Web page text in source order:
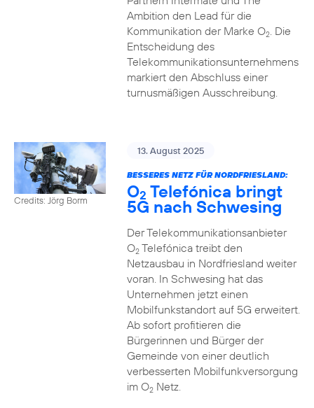
Ambition den Lead für die
Kommunikation der Marke O2. Die
Entscheidung des
Telekommunikationsunternehmens
markiert den Abschluss einer
turnusmäßigen Ausschreibung.
Credits: Jörg Borm
13. August 2025
BESSERES NETZ FÜR NORDFRIESLAND:
O2 Telefónica bringt
5G nach Schwesing
Der Telekommunikationsanbieter
O2Telefónica treibt den
Netzausbau in Nordfriesland weiter
voran. In Schwesing hat das
Unternehmen jetzt einen
Mobilfunkstandort auf 5G erweitert.
Ab sofort profitieren die
Bürgerinnen und Bürger der
Gemeinde von einer deutlich
verbesserten Mobilfunkversorgung
im O2Netz.